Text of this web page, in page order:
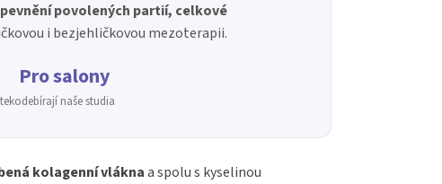
povolených partií, celkové
i bezjehličkovou mezoterapii.
Pro salony
odebírají naše studia
kolagenní vláknaa spolu s kyselinou